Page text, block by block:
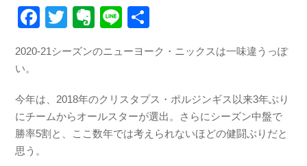
F
c
b
o
T
tt
E
er
ot
e
Li
2020-21シーズンのニューヨーク・ニックスは一味違うっぽ
い。
今年は、2018年のクリスタプス・ポルジンギス以来3年ぶり
にチームからオールスターが選出。さらにシーズン中盤で
勝率5割と、ここ数年では考えられないほどの健闘ぶりだと
思う。